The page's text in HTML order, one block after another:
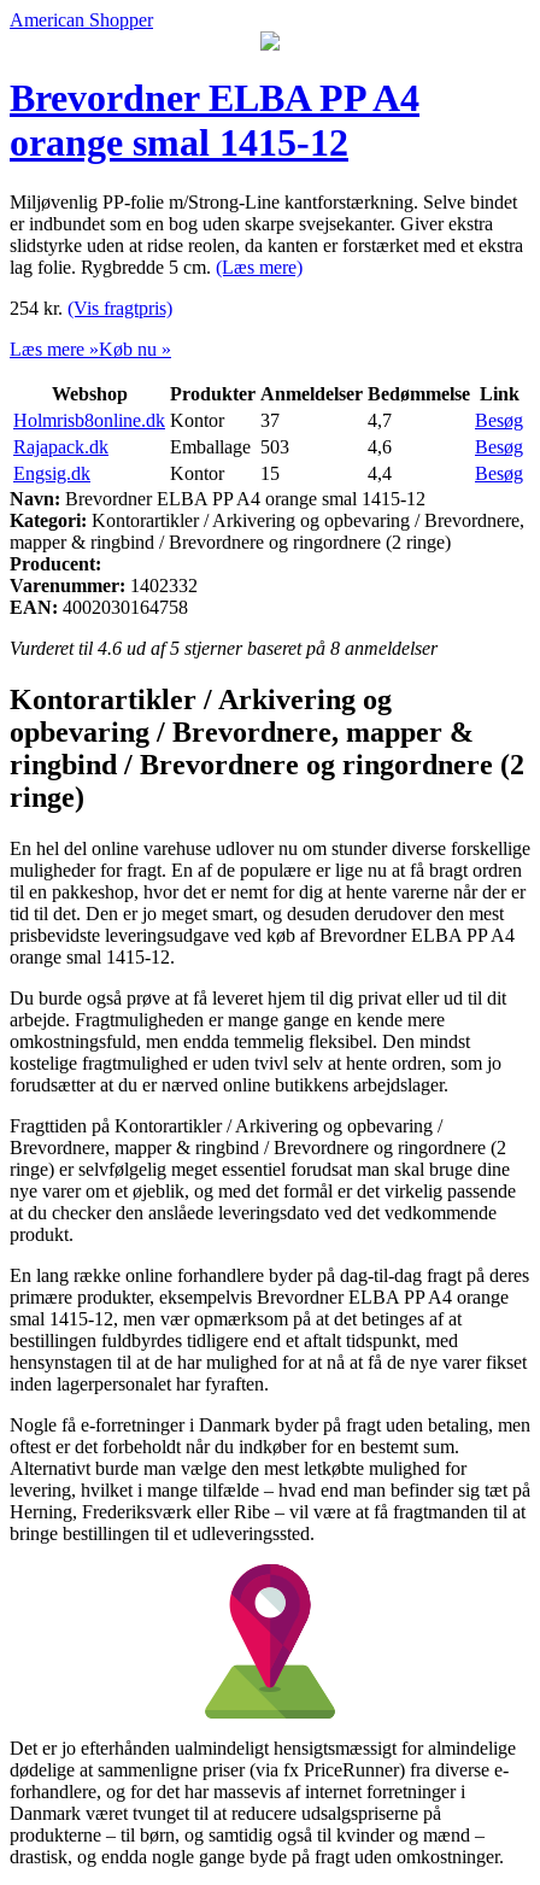
American Shopper
Brevordner ELBA PP A4
orange smal 1415-12
Miljøvenlig PP-folie m/Strong-Line kantforstærkning. Selve bindet
er indbundet som en bog uden skarpe svejsekanter. Giver ekstra
slidstyrke uden at ridse reolen, da kanten er forstærket med et ekstra
lag folie. Rygbredde 5 cm. (Læs mere)
254 kr. (Vis fragtpris)
Læs mere »Køb nu »
Webshop Produkter Anmeldelser Bedømmelse Link
Holmrisb8online.dk Kontor 37 4,7
Besøg
Rajapack.dk
Emballage 503 4,6
Besøg
Engsig.dk
Kontor 15 4,4
Besøg
Navn: Brevordner ELBA PP A4 orange smal 1415-12
Kategori: Kontorartikler / Arkivering og opbevaring / Brevordnere,
mapper & ringbind / Brevordnere og ringordnere (2 ringe)
Producent:
Varenummer: 1402332
EAN: 4002030164758
Vurderet til 4.6 ud af 5 stjerner baseret på 8 anmeldelser
Kontorartikler / Arkivering og
opbevaring / Brevordnere, mapper &
ringbind / Brevordnere og ringordnere (2
ringe)
En hel del online varehuse udlover nu om stunder diverse forskellige
muligheder for fragt. En af de populære er lige nu at få bragt ordren
til en pakkeshop, hvor det er nemt for dig at hente varerne når der er
tid til det. Den er jo meget smart, og desuden derudover den mest
prisbevidste leveringsudgave ved køb af Brevordner ELBA PP A4
orange smal 1415-12.
Du burde også prøve at få leveret hjem til dig privat eller ud til dit
arbejde. Fragtmuligheden er mange gange en kende mere
omkostningsfuld, men endda temmelig fleksibel. Den mindst
kostelige fragtmulighed er uden tvivl selv at hente ordren, som jo
forudsætter at du er nærved online butikkens arbejdslager.
Fragttiden på Kontorartikler / Arkivering og opbevaring /
Brevordnere, mapper & ringbind / Brevordnere og ringordnere (2
ringe) er selvfølgelig meget essentiel forudsat man skal bruge dine
nye varer om et øjeblik, og med det formål er det virkelig passende
at du checker den anslåede leveringsdato ved det vedkommende
produkt.
En lang række online forhandlere byder på dag-til-dag fragt på deres
primære produkter, eksempelvis Brevordner ELBA PP A4 orange
smal 1415-12, men vær opmærksom på at det betinges af at
bestillingen fuldbyrdes tidligere end et aftalt tidspunkt, med
hensynstagen til at de har mulighed for at nå at få de nye varer fikset
inden lagerpersonalet har fyraften.
Nogle få e-forretninger i Danmark byder på fragt uden betaling, men
oftest er det forbeholdt når du indkøber for en bestemt sum.
Alternativt burde man vælge den mest letkøbte mulighed for
levering, hvilket i mange tilfælde – hvad end man befinder sig tæt på
Herning, Frederiksværk eller Ribe – vil være at få fragtmanden til at
bringe bestillingen til et udleveringssted.
Det er jo efterhånden ualmindeligt hensigtsmæssigt for almindelige
dødelige at sammenligne priser (via fx PriceRunner) fra diverse e-
forhandlere, og for det har massevis af internet forretninger i
Danmark været tvunget til at reducere udsalgspriserne på
produkterne – til børn, og samtidig også til kvinder og mænd –
drastisk, og endda nogle gange byde på fragt uden omkostninger.